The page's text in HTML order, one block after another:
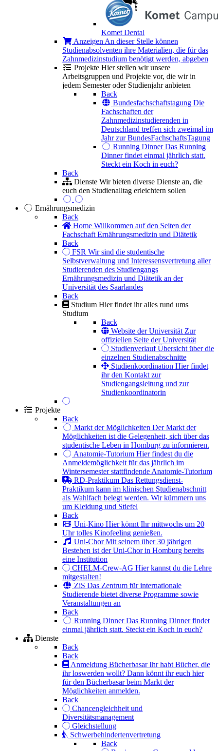
Komet Dental
AnzeigenAn dieser Stelle können
Studienabsolventen ihre Materialien, die für das
Zahnmedizinstudium benötigt werden, abgeben
Projekte Hier stellen wir unsere
Arbeitsgruppen und Projekte vor, die wir in
jedem Semester oder Studienjahr anbieten
Back
Bundesfachschaftstagung Die
Fachschaften der
Zahnmedizinstudierenden in
Deutschland treffen sich zweimal im
Jahr zur BundesFachschaftsTagung
Running Dinner Das Running
Dinner findet einmal jährlich statt.
Steckt ein Koch in euch?
Back
Dienste Wir bieten diverse Dienste an, die
euch den Studienalltag erleichtern sollen
Ernährungsmedizin
Back
Home Willkommen auf den Seiten der
Fachschaft Ernährungsmedizin und Diätetik
Back
FSR Wir sind die studentische
Selbstverwaltung und Interessensvertretung aller
Studierenden des Studiengangs
Ernährungsmedizin und Diätetik an der
Universität des Saarlandes
Back
Studium Hier findet ihr alles rund ums
Studium
Back
Website der Universität Zur
offiziellen Seite der Universität
Studienverlauf Übersicht über die
einzelnen Studienabschnitte
Studienkoordination Hier findet
ihr den Kontakt zur
Studiengangsleitung und zur
Studienkoordinatorin
Projekte
Back
Markt der Möglichkeiten Der Markt der
Möglichkeiten ist die Gelegenheit, sich über das
studentische Leben in Homburg zu informieren.
Anatomie-Tutorium Hier findest du die
Anmeldemöglichkeit für das jährlich im
Wintersemester stattfindende Anatomie-Tutorium
RD-Praktikum Das Rettungsdienst-
Praktikum kann im klinischen Studienabschnitt
als Wahlfach belegt werden. Wir kümmern uns
um Kleidung und Stiefel
Back
Uni-Kino Hier könnt Ihr mittwochs um 20
Uhr tolles Kinofeeling genießen.
Uni-Chor Mit seinem über 30 jährigen
Bestehen ist der Uni-Chor in Homburg bereits
eine Institution
CHELM-Crew-AG Hier kannst du die Lehre
mitgestalten!
ZiS Das Zentrum für internationale
Studierende bietet diverse Programme sowie
Veranstaltungen an
Back
Running Dinner Das Running Dinner findet
einmal jährlich statt. Steckt ein Koch in euch?
Dienste
Back
Back
Anmeldung Bücherbasar Ihr habt Bücher, die
ihr loswerden wollt? Dann könnt ihr euch hier
für den Bücherbasar beim Markt der
Möglichkeiten anmelden.
Back
Chancengleichheit und
Diversitätsmanagement
Gleichstellung
Schwerbehindertenvertretung
Back